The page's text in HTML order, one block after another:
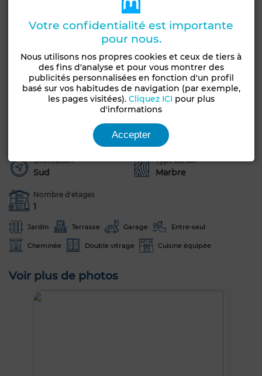
La villa est à quelques minutes de rabat via l’autoroute
avec zér vis à vis
Caractéristiques générales
Type de bien
Villa
Surface de la parcelle
280 m²
Jamais habité /
1-5 ans
Orientation
Sud
Type du sol
Marbre
Nombre d'étages
1
Jardin Terrasse Garage Entre-seul
Cheminée Double vitrage Cuisine équipée
Voir plus de photos
Votre confidentialité est importante
pour nous.
Nous utilisons nos propres cookies et ceux de tiers à
des fins d'analyse et pour vous montrer des
publicités personnalisées en fonction d'un profil
basé sur vos habitudes de navigation (par exemple,
les pages visitées). Cliquez ICI pour plus
d'informations
Accepter